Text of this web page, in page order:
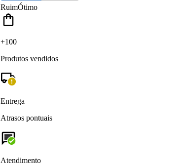
RuimÓtimo
+100
Produtos vendidos
Entrega
Atrasos pontuais
Atendimento